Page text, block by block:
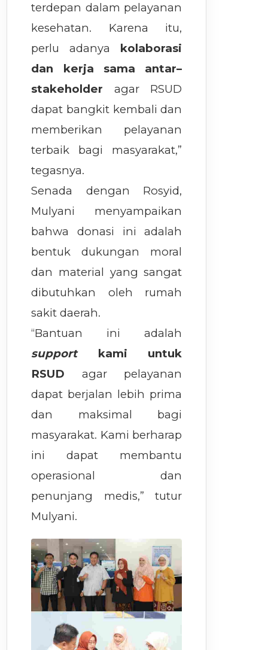
terdepan dalam pelayanan
kesehatan. Karena itu,
perlu adanya kolaborasi
dan kerja sama antar–
stakeholder agar RSUD
dapat bangkit kembali dan
memberikan pelayanan
terbaik bagi masyarakat,”
tegasnya.
Senada dengan Rosyid,
Mulyani menyampaikan
bahwa donasi ini adalah
bentuk dukungan moral
dan material yang sangat
dibutuhkan oleh rumah
sakit daerah.
“Bantuan ini adalah
supportkami untuk
RSUD agar pelayanan
dapat berjalan lebih prima
dan maksimal bagi
masyarakat. Kami berharap
ini dapat membantu
operasional dan
penunjang medis,” tutur
Mulyani.